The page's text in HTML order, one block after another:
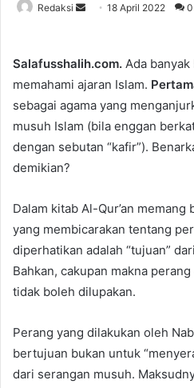
Redaksi
d
a
n
e
m
18 April 2022 0
Salafusshalih.com. Ada banyak
memahami ajaran Islam.
sebagai agama yang
musuh Islam (bila enggan
dengan sebutan “kafir”).
demikian?
Dalam kitab Al-Qur’an memang
yang membicarakan tentang
diperhatikan adalah “tujuan”
Bahkan, cakupan makna
tidak boleh dilupakan.
Perang yang dilakukan oleh
bertujuan bukan untuk
dari serangan musuh.